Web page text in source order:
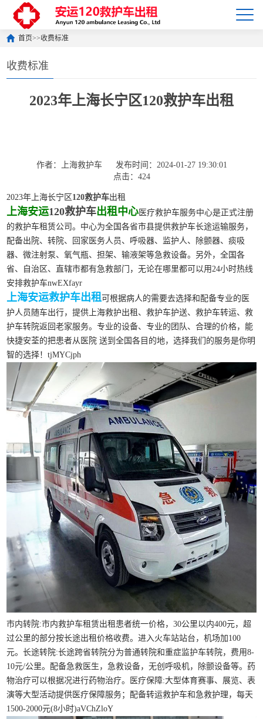
首页>>收费标准
收费标准
2023年上海长宁区120救护车出租
作者：上海救护车
发布时间：2024-01-27 19:30:01
点击：424
2023年上海长宁区 120救护车出租
上海安运120救护车出租中心 医疗救护车服务中心是正式注册
的救护车租赁公司。中心为全国各省市县提供救护车长途运输服务，
配备出院、转院、回家医务人员、呼吸器、监护人、除颤器、痰吸
器、微注射泵、氧气瓶、担架、输液架等急救设备。另外，全国各
省、自治区、直辖市都有急救部门，无论在哪里都可以用24小时热线
安排救护车nwEXfayr
上海安运救护车出租可根据病人的需要去选择和配备专业的医
护人员随车出行，提供上海救护出租、救护车护送、救护车转运、救
护车转院返回老家服务。专业的设备、专业的团队、合理的价格，能
快捷安荃的把患者从医院 送到全国各目的地，选择我们的服务是你明
智的选择！tjMYCjph
市内转院:市内救护车租赁出租患者统一价格，30公里以内400元，超
过公里的部分按长途出租价格收费。进入火车站站台，机场加100
元。长途转院:长途跨省转院分为普通转院和重症监护车转院，费用8-
10元/公里。配备急救医生，急救设备，无创呼吸机，除颤设备等。药
物治疗可以根据况进行药物治疗。医疗保障:大型体育赛事、展览、表
演等大型活动提供医疗保障服务；配备转运救护车和急救护理，每天
1500-2000元(8小时)aVChZloY